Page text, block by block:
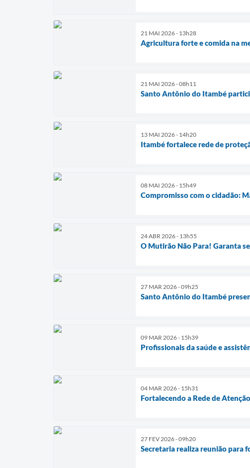
21 MAI 2026 - 13h28
Agricultura forte e comida na
21 MAI 2026 - 08h11
Santo Antônio do Itambé
13 MAI 2026 - 14h20
Itambé fortalece rede de
08 MAI 2026 - 15h49
Compromisso com o cidadão:
24 ABR 2026 - 13h55
O Mutirão Não Para! Garanta
27 MAR 2026 - 09h25
Santo Antônio do Itambé
09 MAR 2026 - 15h39
Profissionais da saúde e
04 MAR 2026 - 15h31
Fortalecendo a Rede de
27 FEV 2026 - 09h20
Secretaria realiza reunião para